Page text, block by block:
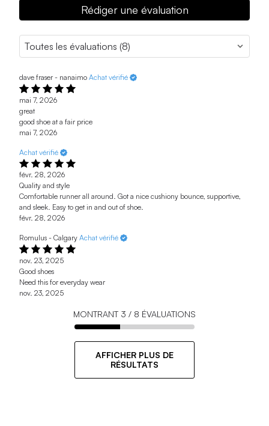
Rédiger une évaluation
dave fraser - nanaimo Achat vérifié
mai 7, 2026
great
good shoe at a fair price
mai 7, 2026
Achat vérifié
févr. 28, 2026
Quality and style
Comfortable runner all around. Got a nice cushiony bounce, supportive,
and sleek. Easy to get in and out of shoe.
févr. 28, 2026
Romulus - Calgary Achat vérifié
nov. 23, 2025
Good shoes
Need this for everyday wear
nov. 23, 2025
MONTRANT 3 / 8 ÉVALUATIONS
AFFICHER PLUS DE
RÉSULTATS